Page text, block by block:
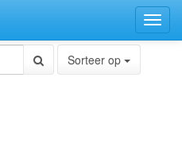
Sorteer op